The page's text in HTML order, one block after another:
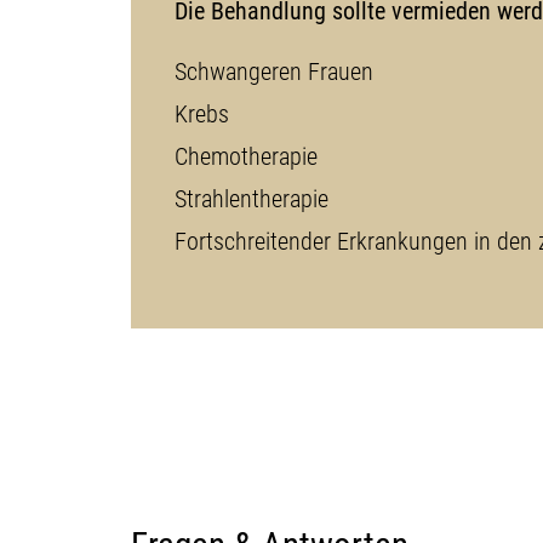
Die Behandlung sollte vermieden
Schwangeren Frauen
Krebs
Chemotherapie
Strahlentherapie
Fortschreitender Erkrankungen in den